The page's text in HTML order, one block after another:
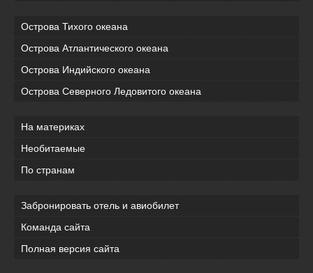
Острова Тихого океана
Острова Атлантического океана
Острова Индийского океана
Острова Северного Ледовитого океана
На материках
Необитаемые
По странам
Забронировать отель и авиобилет
Команда сайта
Полная версия сайта